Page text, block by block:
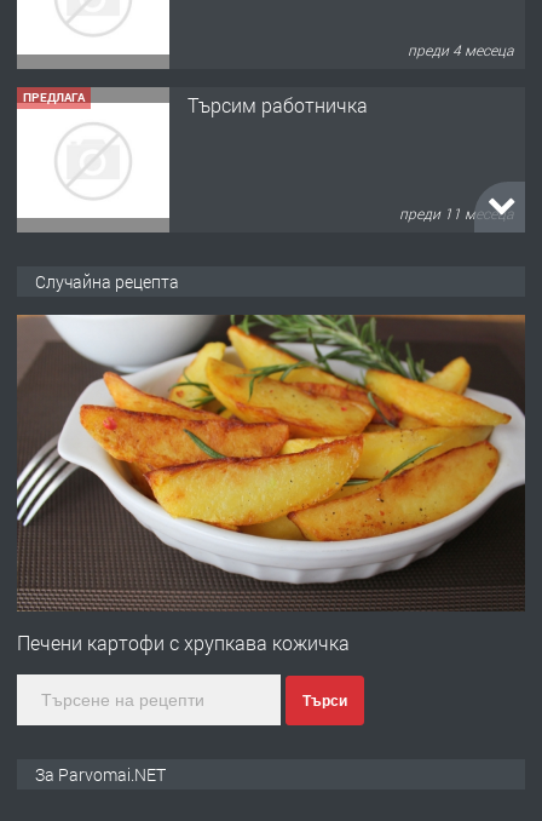
преди 11 месеца
ПРЕДЛАГА
Продава употребявани чисти и
преди 1 година
преди 1 година
ПРЕДЛАГА
Първи поход "По стъпките на Ангел
Войвода"
преди 1 година
ПРЕДЛАГА
Монтажник на малки детайли за
Случайна рецепта
Печени картофи с хрупкава кожичка
Търси
За Parvomai.NET